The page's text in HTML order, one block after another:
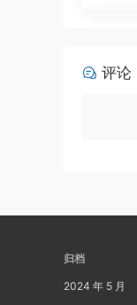
评论
归档
2024 年 5 月